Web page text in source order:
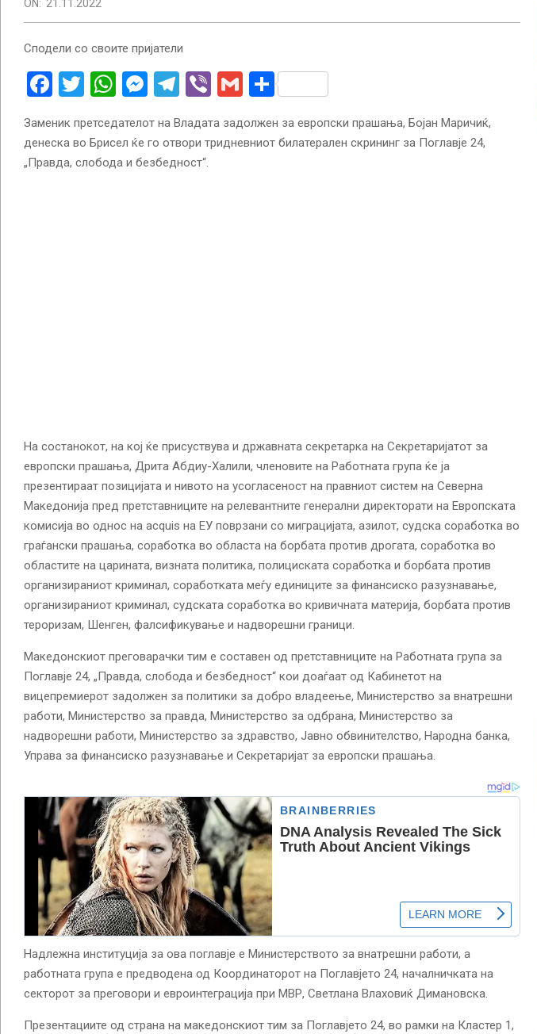
ON: 21.11.2022
Сподели со своите пријатели
Facebook
Twitter
WhatsApp
Messenger
Telegram
ViberGmailShare
Заменик претседателот на Владата задолжен за европски прашања, Бојан Маричиќ,
денеска во Брисел ќе го отвори тридневниот билатерален скрининг за Поглавје 24,
„Правда, слобода и безбедност“.
На состанокот, на кој ќе присуствува и државната секретарка на Секретаријатот за
европски прашања, Дрита Абдиу-Халили, членовите на Работната група ќе ја
презентираат позицијата и нивото на усогласеност на правниот систем на Северна
Македонија пред претставниците на релевантните генерални директорати на Европската
комисија во однос на acquis на ЕУ поврзани со миграцијата, азилот, судска соработка во
граѓански прашања, соработка во областа на борбата против дрогата, соработка во
областите на царината, визната политика, полициската соработка и борбата против
организираниот криминал, соработката меѓу единиците за финансиско разузнавање,
организираниот криминал, судската соработка во кривичната материја, борбата против
тероризам, Шенген, фалсификување и надворешни граници.
Македонскиот преговарачки тим е составен од претставниците на Работната група за
Поглавје 24, „Правда, слобода и безбедност“ кои доаѓаат од Кабинетот на
вицепремиерот задолжен за политики за добро владеење, Министерство за внатрешни
работи, Министерство за правда, Министерство за одбрана, Министерство за
надворешни работи, Министерство за здравство, Јавно обвинителство, Народна банка,
Управа за финансиско разузнавање и Секретаријат за европски прашања.
Надлежна институција за ова поглавје е Министерството за внатрешни работи, а
работната група е предводена од Координаторот на Поглавјето 24, началничката на
секторот за преговори и евроинтеграција при МВР, Светлана Влаховиќ Димановска.
Презентациите од страна на македонскиот тим за Поглавјето 24, во рамки на Кластер 1,